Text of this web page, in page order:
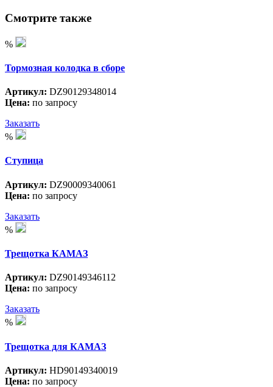
Смотрите также
%
Тормозная колодка в сборе
Артикул: DZ90129348014
Цена: по запросу
Заказать
%
Ступица
Артикул: DZ90009340061
Цена: по запросу
Заказать
%
Трещотка КАМАЗ
Артикул: DZ90149346112
Цена: по запросу
Заказать
%
Трещотка для КАМАЗ
Артикул: HD90149340019
Цена: по запросу